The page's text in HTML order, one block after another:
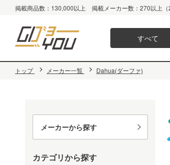
掲載商品数：130,000以上 掲載メーカー数：270以上（
すべて
トップ メーカー一覧 Dahua(ダーファ)
メーカーから探す
カテゴリから探す